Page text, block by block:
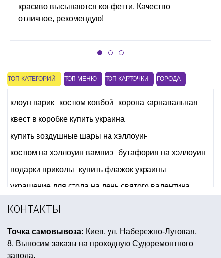
красиво высыпаются конфетти. Качество
отличное, рекомендую!
ТОП КАТЕГОРИЙ ТОП МЕНЮ ТОП КАРТОЧКИ ГОРОДА
клоун парик костюм ковбой
корона карнавальная
квест в коробке купить украина
купить воздушные шары на хэллоуин
костюм на хэллоуин вампир
бутафория на хэллоуин
подарки приколы
купить флажок украины
украшение для стола на день святого валентина
шуточные дипломы на 8 марта
тематический день рождения свинка пеппа
КОНТАКТЫ
Точка самовывоза: Киев, ул. Набережно-Луговая,
8. Выносим заказы на проходную Судоремонтного
завода.